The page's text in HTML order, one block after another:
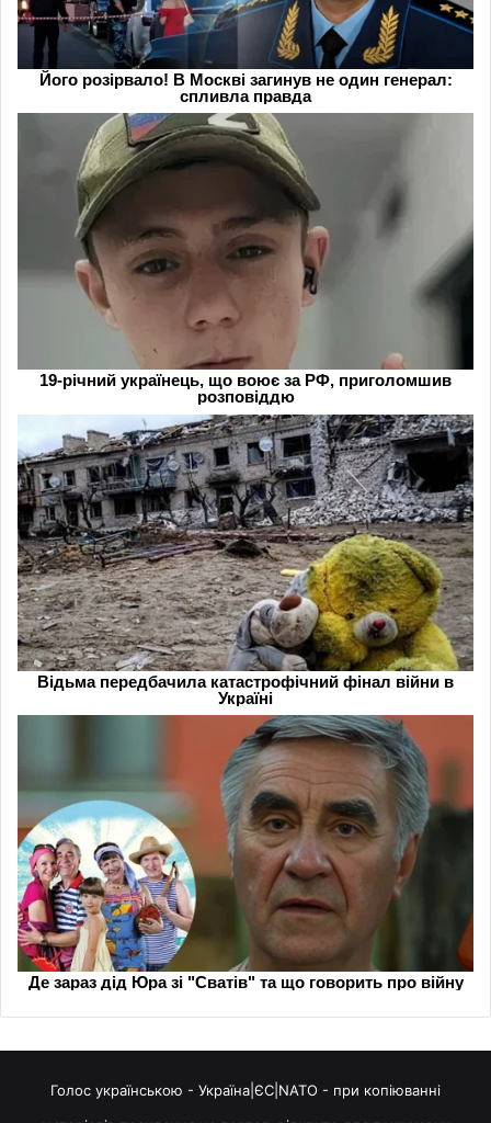
Голос українською - Україна|ЄС|NATO - при копіюванні